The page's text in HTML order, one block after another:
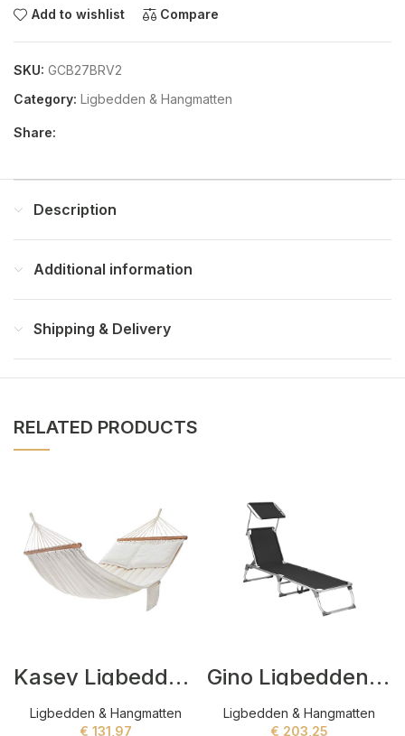
Add to wishlist Compare
SKU: GCB27BRV2
Category: Ligbedden & Hangmatten
Share:
Description
Additional information
Shipping & Delivery
RELATED PRODUCTS
Kasey Ligbedden Beige
Ligbedden & Hangmatten
€ 131,97
Gino Ligbedden Zwart
Ligbedden & Hangmatten
€ 203,25